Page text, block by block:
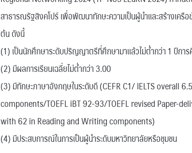
สาธารณรัฐสิงคโปร์ เพื่อพัฒนาทักษะความเป็นผู้นำและสร้างเค
ต้น ดังนี้
(1) เป็นนักศึกษาระดับปริญญาตรีที่ศึกษามาแล้วไม่ต่ำกว่า 1 ปีกา
(2) มีผลการเรียนเฉลี่ยไม่ต่ำกว่า 3.00
(3) มีทักษะภาษาอังกฤษในระดับดี (CEFR C1/ IELTS overall
components/TOEFL iBT 92-93/TOEFL revised Paper-
with 62 in Reading and Writing components)
(4) มีประสบการณ์ในการเป็นผู้นำระดับมหาวิทยาลัยหรือชุมชน